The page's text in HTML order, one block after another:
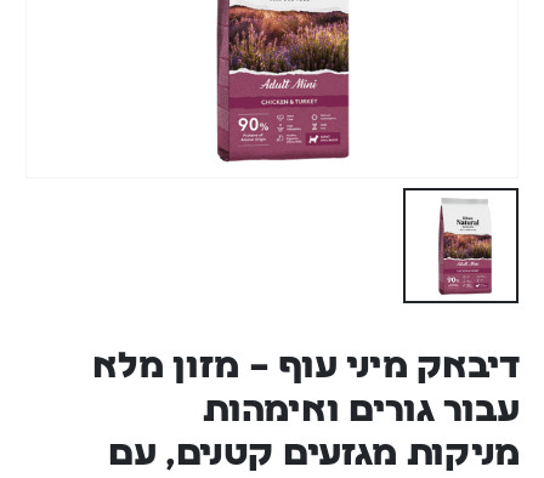
דיבאק מיני עוף – מזון מלא
עבור גורים ואימהות
מניקות מגזעים קטנים, עם